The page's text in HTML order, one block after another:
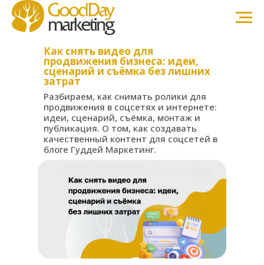
Как снять видео для
продвижения бизнеса: идеи,
сценарий и съёмка без лишних
затрат
Разбираем, как снимать ролики для
продвижения в соцсетях и интернете:
идеи, сценарий, съёмка, монтаж и
публикация. О том, как создавать
качественный контент для соцсетей в
блоге Гуддей Маркетинг.